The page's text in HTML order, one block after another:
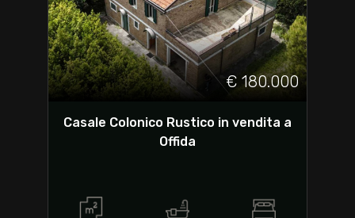
€ 180.000
Casale Colonico Rustico in vendita a
Offida